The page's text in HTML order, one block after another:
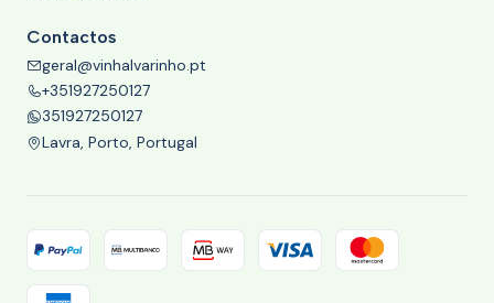
Contactos
geral@vinhalvarinho.pt
+351927250127
351927250127
Lavra, Porto, Portugal